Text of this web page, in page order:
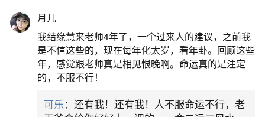
依据八字命理五行属性看，1973年属牛的女和
1966年属马的男婚姻还是适配的，因为午火马在五
行上生助丑土牛，所以两人婚后的感情会变得越来
越好，且能白头偕老幸福一生。
二、1973年属牛的女和1966年属马的男婚姻合
月儿
我结缘慧来老师4年了，一个过来人的建议，之前我
是不信这些的，现在每年化太岁，看年卦。回顾这些
年，感觉跟老师真是相见恨晚啊。命运真的是注定
的，不服不行！
可乐：还有我！还有我！人不服命运不行，老